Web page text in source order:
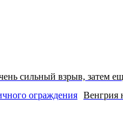
сильный взрыв, затем
Венгрия